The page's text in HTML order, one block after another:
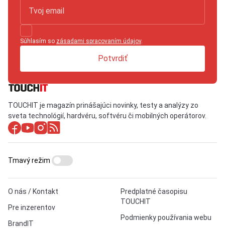
Súhlasím so zásadami spracovaním údajov.
Potvrdiť
TOUCHIT je magazín prinášajúci novinky, testy a analýzy zo
sveta technológií, hardvéru, softvéru či mobilných operátorov.
O nás / Kontakt
Pre inzerentov
BrandIT
Predplatné časopisu
TOUCHIT
Podmienky používania webu
Tmavý režim